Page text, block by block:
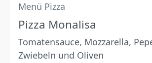
Menü Pizza
Pizza Monalisa
Tomatensauce, Mozzarella,
Zwiebeln und Oliven